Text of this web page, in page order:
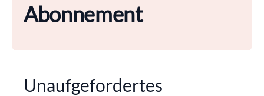
Abonnement
Unaufgefordertes